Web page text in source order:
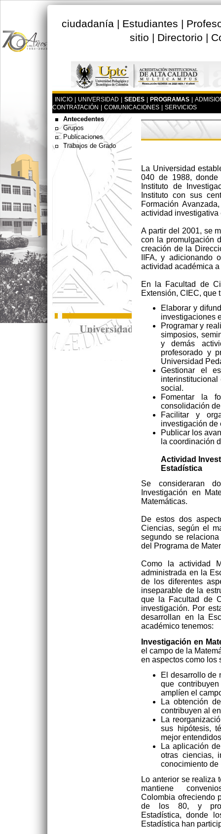
ciudadanía | Estudiantes |
sitio | Directorio |
INICIO UNIVERSIDAD SEDES PROGRAMAS
CONTRATACIÓN
COMUNICACIONES SERVICIOS
Antecedentes
Grupos
Publicaciones
Trabajos de Grado
La Universidad
040 de 1988,
Instituto de
Instituto con sus
Formación
actividad investigativa
A partir del 2001, se
con la promulgación
creación de la
IIFA, y adicionando
actividad académica
En la Facultad de
Extensión, CIEC, que
Elaborar y
investigaciones
Programar y
simposios,
y demás
profesorado y
Universidad
Gestionar el
social.
Fomentar la
consolidación
Facilitar y
investigación de
Publicar los
la coordinación
Actividad
Estadística
Se consideraran
Investigación en
Matemáticas.
De estos dos
Ciencias, según el
segundo se
del Programa de
Como la actividad
administrada en la
de los diferentes
inseparable de la
que la Facultad de
investigación. Por
desarrollan en la
académico tenemos:
Investigación en
el campo de la
en aspectos como los
El desarrollo de
que
amplíen el
La obtención
contribuyen al
La
sus hipótesis,
mejor
La aplicación
otras ciencias,
conocimiento de
Lo anterior se realiza
mantiene
Colombia ofreciendo
de los 80, y
Estadística, donde
Estadística han